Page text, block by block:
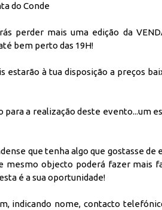
do Conde
perder mais uma edição da
bem perto das 19H!
estarão à tua disposição a preços
para a realização deste evento...um
que tenha algo que gostasse de
mesmo objecto poderá fazer mais
é a sua oportunidade!
indicando nome, contacto